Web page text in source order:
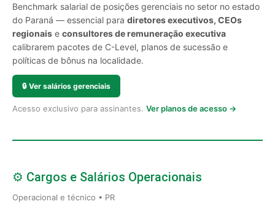
Benchmark salarial de posições gerenciais no setor no estado
do Paraná — essencial para diretores executivos, CEOs
regionais e consultores de remuneração executiva
calibrarem pacotes de C-Level, planos de sucessão e
políticas de bônus na localidade.
🔒 Ver salários gerenciais
Acesso exclusivo para assinantes. Ver planos de acesso →
⚙️ Cargos e Salários Operacionais
Operacional e técnico • PR